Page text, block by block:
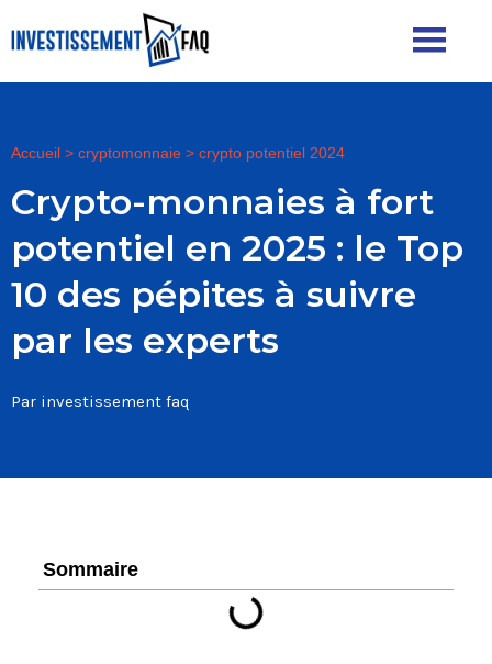
Accueil > cryptomonnaie > crypto potentiel 2024
Crypto-monnaies à fort
potentiel en 2025 : le Top
10 des pépites à suivre
par les experts
Par investissement faq
Sommaire